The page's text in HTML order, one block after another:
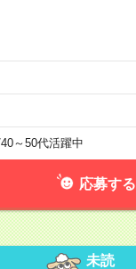
40～50代活躍中
応募する
未読